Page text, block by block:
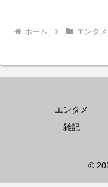
ホーム エンタメ
エンタメ
雑記
©